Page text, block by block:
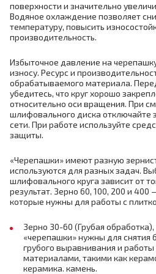
поверхности и значительно
Водяное охлаждение позволяет
температуру, повысить
производительность.
Избыточное давление на
износу. Ресурс и
обрабатываемого материала.
убедитесь, что круг хорошо
относительно оси вращения. При
шлифовального диска отключайте
сети. При работе используйте
защиты.
«Черепашки» имеют разную
используются для разных задач.
шлифовального круга зависит от
результат. Зерно 60, 100, 200 и
которые нужны для работы с
Зерно 30-60 (Грубая
«черепашки» нужны для снятия
грубого выравнивания и
материалами, такими как
керамика. камень.